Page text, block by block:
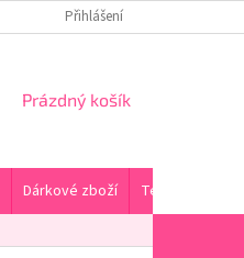
A PRODEJNAPřihlášení
NÁKUPNÍ
Prázdný košík
Dárkové zboží Tématické